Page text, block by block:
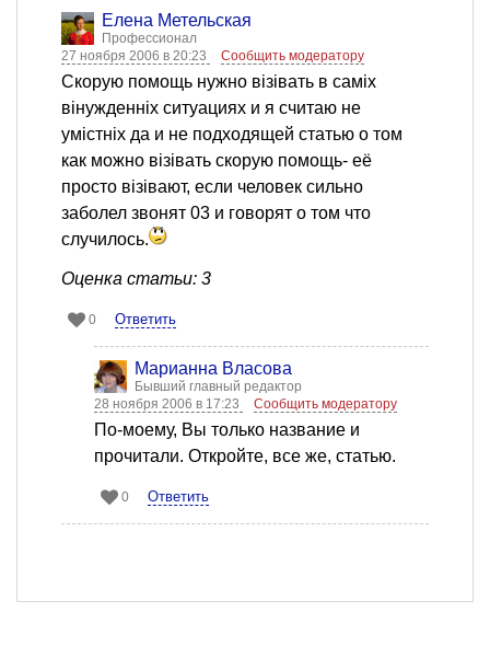
Елена Метельская
Профессионал
27 ноября 2006 в 20:23
Сообщить модератору
Скорую помощь нужно візівать в саміх
вінужденніх ситуациях и я считаю не
умістніх да и не подходящей статью о том
как можно візівать скорую помощь- её
просто візівают, если человек сильно
заболел звонят 03 и говорят о том что
случилось.
Оценка статьи: 3
0 Ответить
Марианна Власова
Бывший главный редактор
28 ноября 2006 в 17:23
Сообщить модератору
По-моему, Вы только название и
прочитали. Откройте, все же, статью.
0 Ответить